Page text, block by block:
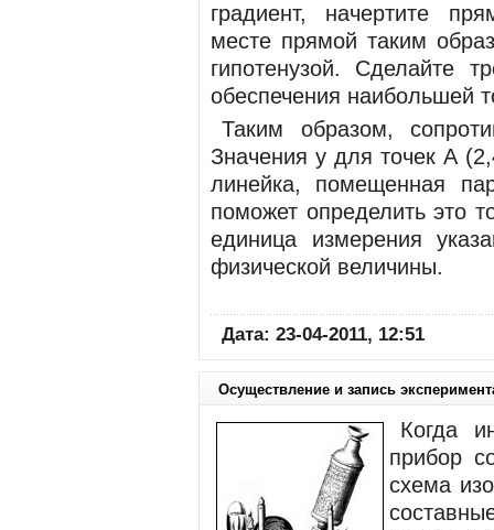
градиент, начер­тите
месте прямой таким
гипо­тенузой. Сделайте
обеспечения наи­большей
Таким образом,
Значения у для точек А
линейка, помещен­ная
поможет определить это
единица измерения
физической величины.
Дата: 23-04-2011, 12:51
Осуществление и запись
Когда
прибор
схема